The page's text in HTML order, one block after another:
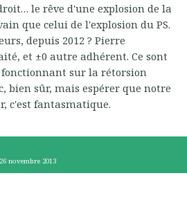
le rêve d'une explosion de la
que celui de l'explosion du PS.
depuis 2012 ? Pierre
et ±0 autre adhérent. Ce sont
sur la rétorsion
bien sûr, mais espérer que notre
c'est fantasmatique.
novembre 2013